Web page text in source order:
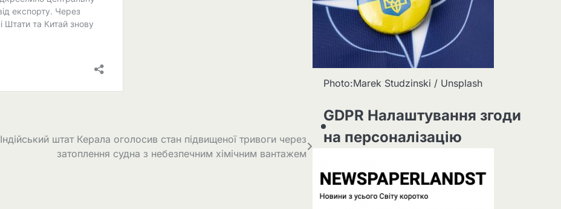
Індійський штат Керала оголосив стан підвищеної тривоги через
затоплення судна з небезпечним хімічним вантажем
Photo:Marek Studzinski / Unsplash
GDPR Налаштування згоди
на персоналізацію